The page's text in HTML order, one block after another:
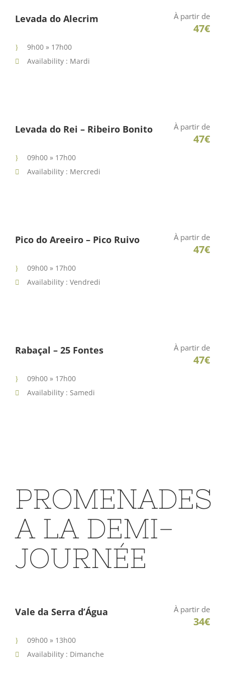
Levada do Alecrim À partir de
47€
9h00 » 17h00
Availability : Mardi
Levada do Rei – Ribeiro Bonito À partir de
47€
09h00 » 17h00
Availability : Mercredi
Pico do Areeiro – Pico Ruivo À partir de
47€
09h00 » 17h00
Availability : Vendredi
Rabaçal – 25 Fontes À partir de
47€
09h00 » 17h00
Availability : Samedi
PROMENADES
A LA DEMI-
JOURNÉE
Vale da Serra d’Água À partir de
34€
09h00 » 13h00
Availability : Dimanche